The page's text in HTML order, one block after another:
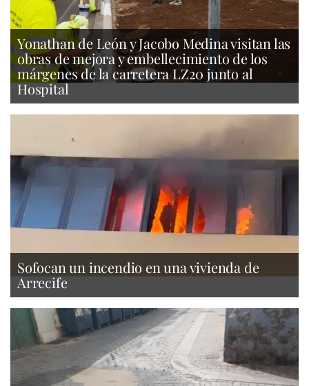
Yonathan de León y Jacobo Medina visitan las
obras de mejora y embellecimiento de los
márgenes de la carretera LZ20 junto al
Hospital
Sofocan un incendio en una vivienda de
Arrecife